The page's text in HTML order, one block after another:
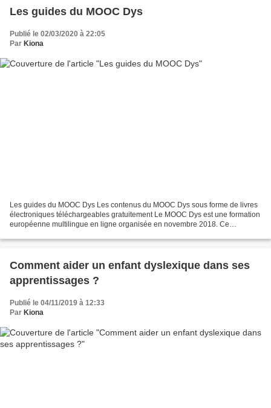
Les guides du MOOC Dys
Publié le 02/03/2020 à 22:05
Par Kiona
Les guides du MOOC Dys Les contenus du MOOC Dys sous forme de livres
électroniques téléchargeables gratuitement Le MOOC Dys est une formation
européenne multilingue en ligne organisée en novembre 2018. Ce
Comment aider un enfant dyslexique dans ses
apprentissages ?
Publié le 04/11/2019 à 12:33
Par Kiona